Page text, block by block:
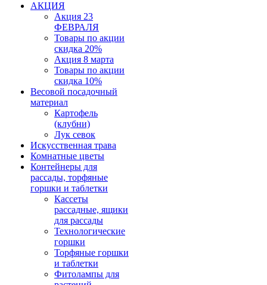
АКЦИЯ
Акция 23
ФЕВРАЛЯ
Товары по акции
скидка 20%
Акция 8 марта
Товары по акции
скидка 10%
Весовой посадочный
материал
Картофель
(клубни)
Лук севок
Искусственная трава
Комнатные цветы
Контейнеры для
рассады, торфяные
горшки и таблетки
Кассеты
рассадные, ящики
для рассады
Технологические
горшки
Торфяные горшки
и таблетки
Фитолампы для